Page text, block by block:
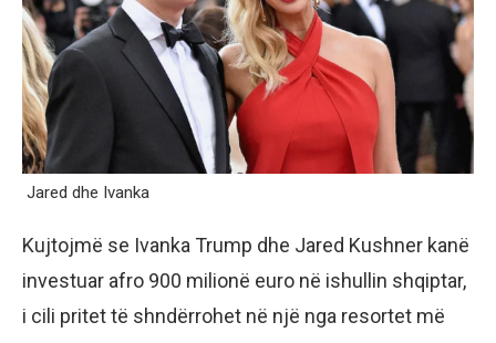
Jared dhe Ivanka
Kujtojmë se Ivanka Trump dhe Jared Kushner kanë
investuar afro 900 milionë euro në ishullin shqiptar,
i cili pritet të shndërrohet në një nga resortet më